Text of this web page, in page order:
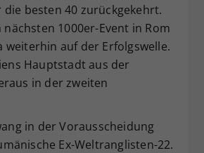
die besten 40 zurückgekehrt.
1000er-Event in Rom
weiterhin auf der Erfolgswelle.
Hauptstadt aus der
in der zweiten
in der Vorausscheidung
Ex-Weltranglisten-22.